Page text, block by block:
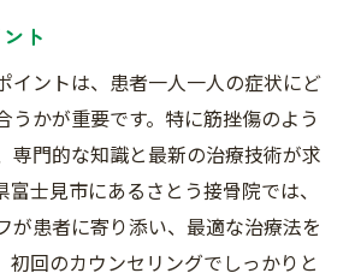
ト
イントは、患者一人一人の症状にど
うかが重要です。特に筋挫傷のよう
専門的な知識と最新の治療技術が求
士見市にあるさとう接骨院では、
が患者に寄り添い、最適な治療法を
初回のカウンセリングでしっかりと